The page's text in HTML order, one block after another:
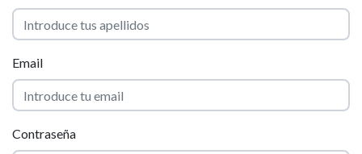
Email
Contraseña